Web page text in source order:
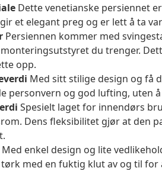
Dette venetianske persiennet
et elegant preg og er lett å ta
Persiennen kommer med
du trenger.
opp.
Med sitt stilige design og få
personvern og god lufting, uten
Spesielt laget for innendørs
Dens fleksibilitet gjør at den
Med enkel design og lite
med en fuktig klut av og til for